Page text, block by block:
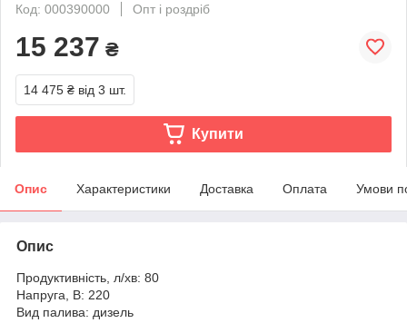
Код: 000390000
Опт і роздріб
15 237 ₴
14 475 ₴ від 3 шт.
Купити
Опис Характеристики Доставка Оплата Умови
Опис
Продуктивність, л/хв: 80
Напруга, В: 220
Вид палива: дизель